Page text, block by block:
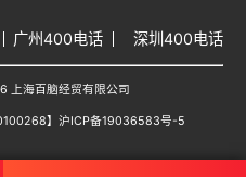
广州400电话 深圳400电话
海百脑经贸有限公司
】 沪ICP备19036583号-5